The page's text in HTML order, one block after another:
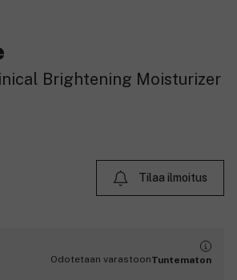
Brightening Moisturizer
Tilaa ilmoitus
Odotetaan varastoonTuntematon